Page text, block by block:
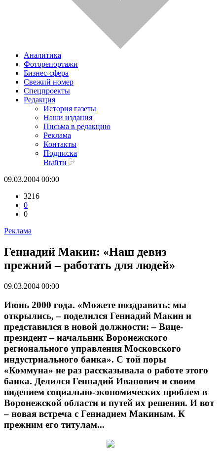
Аналитика
Фоторепортажи
Бизнес-сфера
Свежий номер
Спецпроекты
Редакция
История газеты
Наши издания
Письма в редакцию
Реклама
Контакты
Подписка
Выйти
09.03.2004 00:00
3216
0
0
Реклама
Геннадий Макин: «Наш девиз
прежний – работать для людей»
09.03.2004 00:00
Июнь 2000 года. «Можете поздравить: мы
открылись, – поделился Геннадий Макин и
представился в новой должности: – Вице-
президент – начальник Воронежского
регионального управления Московского
индустриального банка». С той поры
«Коммуна» не раз рассказывала о работе этого
банка. Делился Геннадий Иванович и своим
видением социально-экономических проблем в
Воронежской области и путей их решения. И вот
– новая встреча с Геннадием Макиным. К
прежним его титулам...